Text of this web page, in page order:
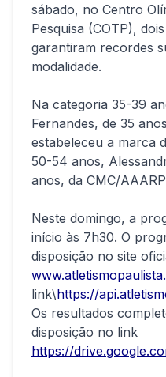
sábado, no Centro
Pesquisa (COTP),
garantiram recordes
modalidade.
Na categoria 35-39
Fernandes, de 35
estabeleceu a marca
50-54 anos,
anos, da CMC/
Neste domingo, a
início às 7h30. O
disposição no site
link\https://
Os resultados
disposição no link
https://